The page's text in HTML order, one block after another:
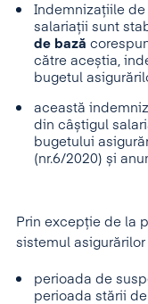
Indemnizațiile
salariații sunt
de bază
către aceștia,
bugetul
această
din câștigul
bugetului
(nr.6/2020) și
Prin excepție de la
sistemul
perioada de
perioada stării